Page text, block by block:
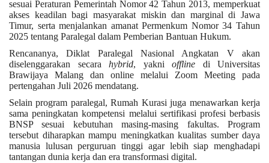
sesuai Peraturan Pemerintah Nomor 42 Tahun 2013, memperkuat
akses keadilan bagi masyarakat miskin dan marginal di Jawa
Timur, serta menjalankan amanat Permenkum Nomor 34 Tahun
2025 tentang Paralegal dalam Pemberian Bantuan Hukum.
Rencananya, Diklat Paralegal Nasional Angkatan V akan
diselenggarakan secarahybrid, yakni offline di Universitas
Brawijaya Malang dan online melalui Zoom Meeting pada
pertengahan Juli 2026 mendatang.
Selain program paralegal, Rumah Kurasi juga menawarkan kerja
sama peningkatan kompetensi melalui sertifikasi profesi berbasis
BNSP sesuai kebutuhan masing-masing fakultas. Program
tersebut diharapkan mampu meningkatkan kualitas sumber daya
manusia lulusan perguruan tinggi agar lebih siap menghadapi
tantangan dunia kerja dan era transformasi digital.